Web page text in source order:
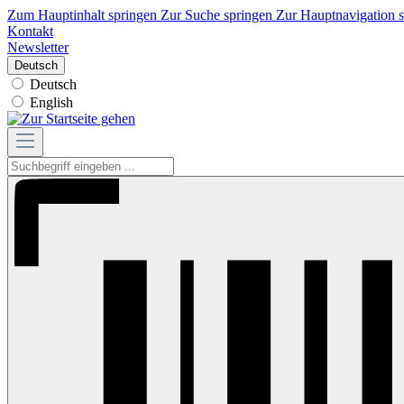
Zum Hauptinhalt springen Zur Suche springen Zur Hauptnavigation
Kontakt
Newsletter
Deutsch
Deutsch
English